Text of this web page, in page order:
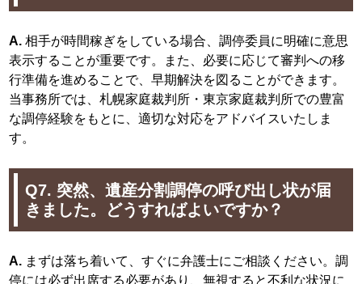
A. 相手が時間稼ぎをしている場合、調停委員に明確に意思
表示することが重要です。また、必要に応じて審判への移
行準備を進めることで、早期解決を図ることができます。
当事務所では、札幌家庭裁判所・東京家庭裁判所での豊富
な調停経験をもとに、適切な対応をアドバイスいたしま
す。
Q7. 突然、遺産分割調停の呼び出し状が届
きました。どうすればよいですか？
A. まずは落ち着いて、すぐに弁護士にご相談ください。調
停には必ず出席する必要があり、無視すると不利な状況に